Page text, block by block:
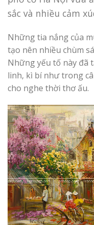
sắc và nhiều cảm
Những tia nắng của
tạo nên nhiều chùm
Những yếu tố này đã
linh, kì bí như trong
cho nghe thời thơ ấu.